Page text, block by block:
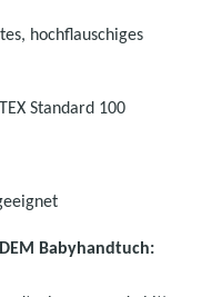
hochflauschiges
Standard 100
DEM Babyhandtuch: